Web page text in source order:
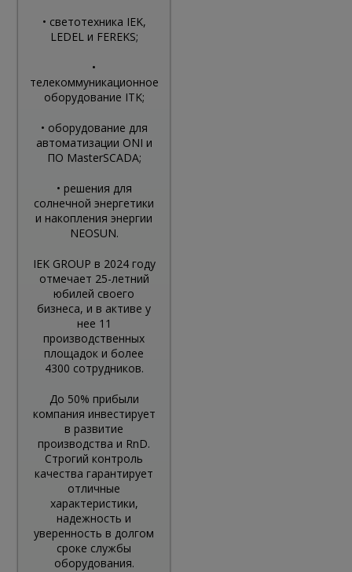
• светотехника IEK,
LEDEL и FEREKS;
•
телекоммуникационное
оборудование ITK;
• оборудование для
автоматизации ONI и
ПО MasterSCADA;
• решения для
солнечной энергетики
и накопления энергии
NEOSUN.
IEK GROUP в 2024 году
отмечает 25-летний
юбилей своего
бизнеса, и в активе у
нее 11
производственных
площадок и более
4300 сотрудников.
До 50% прибыли
компания инвестирует
в развитие
производства и RnD.
Строгий контроль
качества гарантирует
отличные
характеристики,
надежность и
уверенность в долгом
сроке службы
оборудования.